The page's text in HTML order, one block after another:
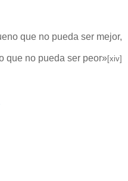
que no pueda ser mejor,
que no pueda ser peor»[xiv]